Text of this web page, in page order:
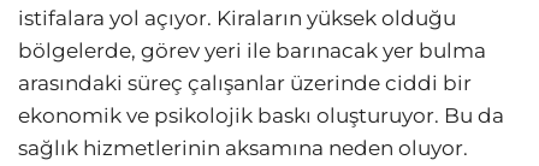
istifalara yol açıyor. Kiraların yüksek olduğu
bölgelerde, görev yeri ile barınacak yer bulma
arasındaki süreç çalışanlar üzerinde ciddi bir
ekonomik ve psikolojik baskı oluşturuyor. Bu da
sağlık hizmetlerinin aksamına neden oluyor.